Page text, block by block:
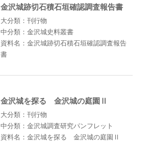
金沢城跡切石積石垣確認調査報告書
大分類：刊行物
中分類：金沢城史料叢書
資料名：金沢城跡切石積石垣確認調査報告
書
金沢城を探る 金沢城の庭園Ⅱ
大分類：刊行物
中分類：金沢城調査研究パンフレット
資料名：金沢城を探る 金沢城の庭園Ⅱ